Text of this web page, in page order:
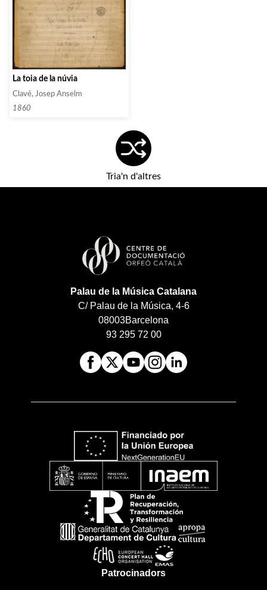
La toia de la núvia
Clavé, Josep Anselm
1860
Tria'n d'altres
Palau de la Música Catalana
C/ Palau de la Música, 4-6
08003Barcelona
93 295 72 00
Patrocinadors